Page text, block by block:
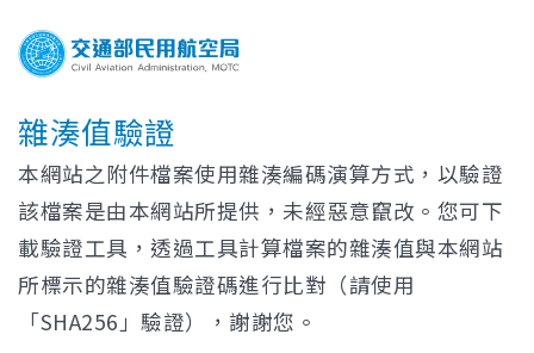
雜湊值驗證
本網站之附件檔案使用雜湊編碼演算方式，以驗證
該檔案是由本網站所提供，未經惡意竄改。您可下
載驗證工具，透過工具計算檔案的雜湊值與本網站
所標示的雜湊值驗證碼進行比對（請使用
「SHA256」驗證），謝謝您。